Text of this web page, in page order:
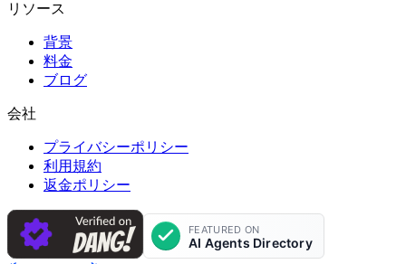
リソース
背景
料金
ブログ
会社
プライバシーポリシー
利用規約
返金ポリシー